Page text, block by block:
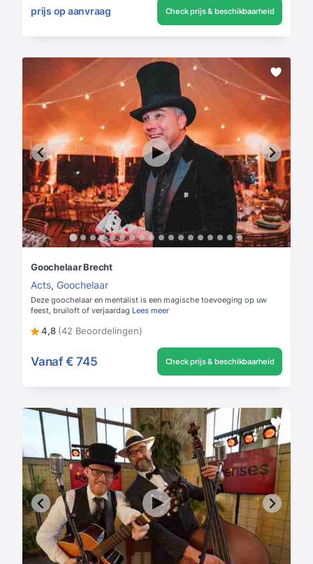
prijs op aanvraag Check prijs & beschikbaarheid
Goochelaar Brecht
Acts, Goochelaar
Deze goochelaar en mentalist is een magische toevoeging op uw
feest, bruiloft of verjaardag Lees meer
4,8 (42 Beoordelingen)
Vanaf € 745 Check prijs & beschikbaarheid